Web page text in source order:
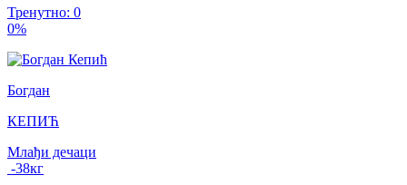
Тренутно: 0
0%
Богдан
КЕПИЋ
Млађи дечаци
-38кг